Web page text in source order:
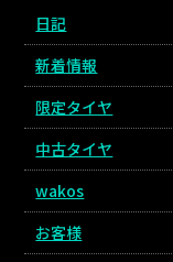
日記
新着情報
限定タイヤ
中古タイヤ
wakos
お客様